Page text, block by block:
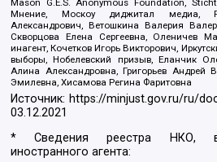
Mason G.E.S. Anonymous Foundation,
Мнение, Москоу диджитал медиа,
Александрович, Ветошкина Валерия
Скворцова Елена Сергеевна, Оленичев
инагент, Кочетков Игорь Викторович,
выборы, Нобелевский призыв, Еланчик
Алина Александровна, Григорьев Андрей
Эмилевна, Хисамова Регина Фаритовна
Источник: https://minjust.gov.ru/ru/
03.12.2021
* Сведения реестра НКО,
иностранного агента: